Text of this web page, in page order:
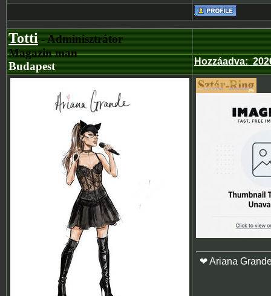
Totti- Adminisztrátor
Magazin man
Budapest
Hozzáadva:
❤ Ariana